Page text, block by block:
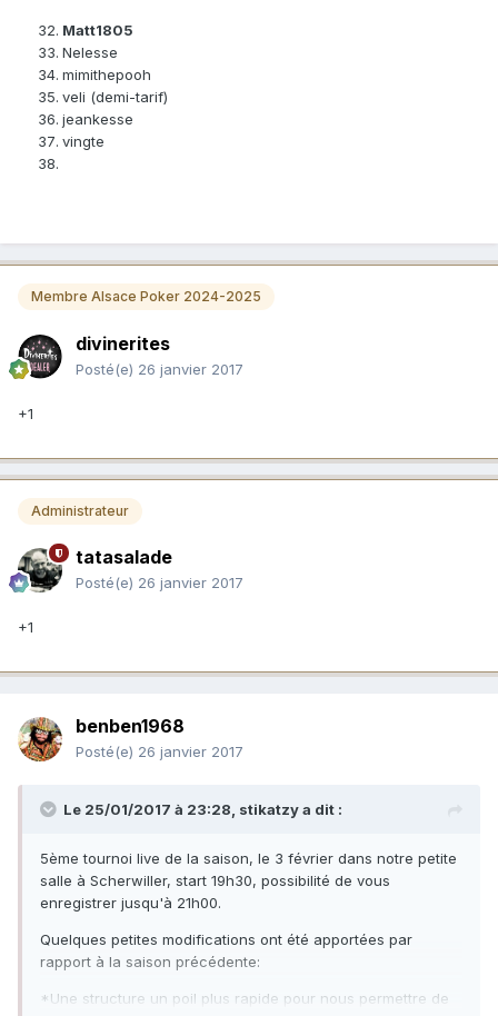
Matt1805
Nelesse
mimithepooh
veli (demi-tarif)
jeankesse
vingte
Membre Alsace Poker 2024-2025
divinerites
Posté(e) 26 janvier 2017
+1
Administrateur
tatasalade
Posté(e) 26 janvier 2017
+1
benben1968
Posté(e) 26 janvier 2017
Le 25/01/2017 à 23:28, stikatzya dit :
5ème tournoi live de la saison, le 3 février dans notre petite
salle à Scherwiller, start 19h30, possibilité de vous
enregistrer jusqu'à 21h00.
Quelques petites modifications ont été apportées par
rapport à la saison précédente:
*Une structure un poil plus rapide pour nous permettre de